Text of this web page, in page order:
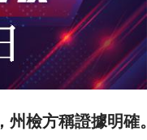
檢方稱證據明確。